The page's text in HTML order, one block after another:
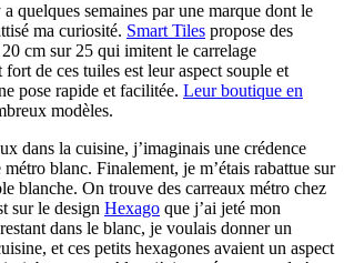
a quelques semaines par une marque dont le
ma curiosité. Smart Tiles propose des
cm sur 25 qui imitent le carrelage
de ces tuiles est leur aspect souple et
pose rapide et facilitée. Leur boutique en
modèles.
dans la cuisine, j’imaginais une crédence
métro blanc. Finalement, je m’étais rabattue sur
blanche. On trouve des carreaux métro chez
sur le design Hexago que j’ai jeté mon
dans le blanc, je voulais donner un
et ces petits hexagones avaient un aspect